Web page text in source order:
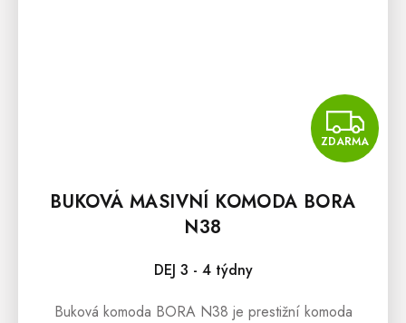
ZDARMA
BUKOVÁ MASIVNÍ KOMODA BORA
N38
DEJ 3 - 4 týdny
Buková komoda BORA N38 je prestižní komoda